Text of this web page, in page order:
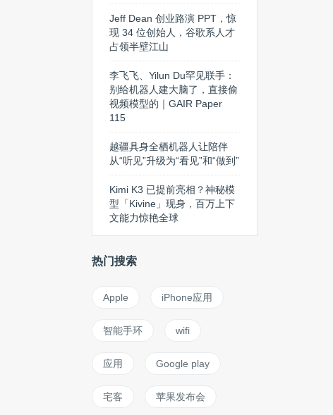
Jeff Dean 创业路演 PPT，惊
现 34 位创始人，谷歌系人才
占领半壁江山
李飞飞、Yilun Du罕见联手：
别给机器人建大脑了，直接偷
视频模型的｜GAIR Paper
115
越疆具身全栖机器人让陪伴
从“听见”升级为“看见”和“做到”
Kimi K3 已提前亮相？神秘模
型「Kivine」现身，百万上下
文能力惊艳全球
热门搜索
Apple iPhone应用
智能手环 wifi
应用 Google play
宅客 苹果发布会